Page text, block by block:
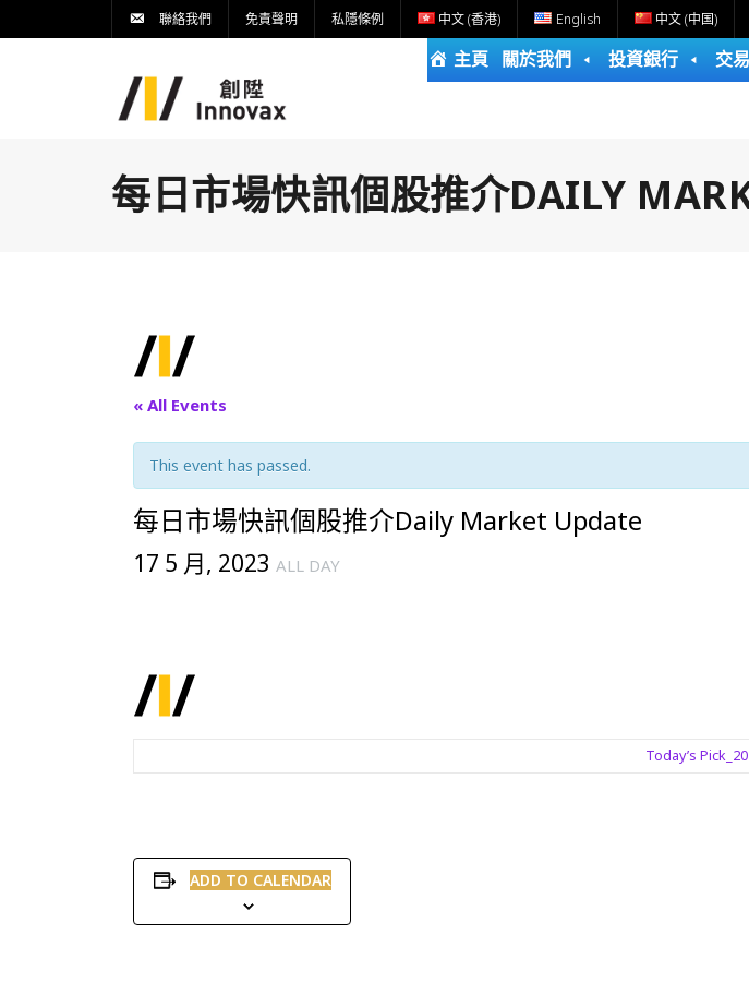
聯絡我們 免責聲明 私隱條例 中文 (香港) English 中文 (中国)
主頁 關於我們 投資銀行 交
每日市場快訊個股推介DAILY
« All Events
This event has passed.
每日市場快訊個股推介Daily Market Update
17 5 月, 2023 ALL DAY
Today’s
ADD TO CALENDAR